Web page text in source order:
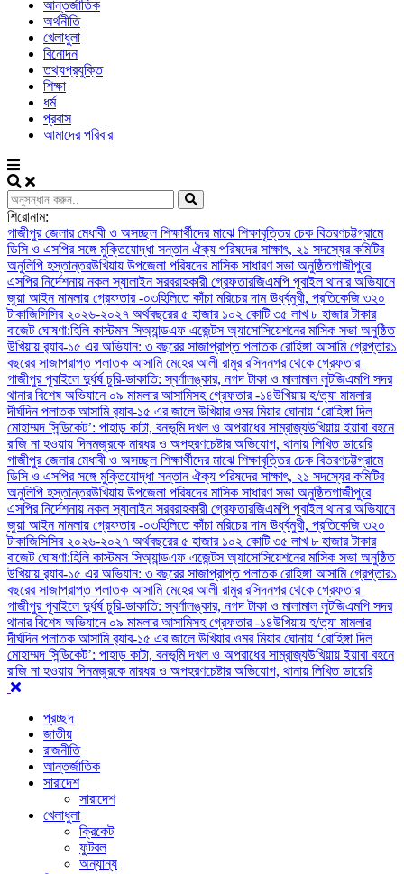
আন্তর্জাতিক
অর্থনীতি
খেলাধুলা
বিনোদন
তথ্যপ্রযুক্তি
শিক্ষা
ধর্ম
প্রবাস
আমাদের পরিবার
শিরোনাম:
গাজীপুর জেলার মেধাবী ও অসচ্ছল শিক্ষার্থীদের মাঝে শিক্ষাবৃত্তির চেক বিতরণচট্টগ্রামে
ডিসি ও এসপির সঙ্গে মুক্তিযোদ্ধা সন্তান ঐক্য পরিষদের সাক্ষাৎ, ২১ সদস্যের কমিটির
অনুলিপি হস্তান্তরউখিয়ায় উপজেলা পরিষদের মাসিক সাধারণ সভা অনুষ্ঠিতগাজীপুরে
এসপির নির্দেশনায় নকল স্যালাইন সরবরাহকারী গ্রেফতারজিএমপি পূবাইল থানার অভিযানে
জুয়া আইন মামলায় গ্রেফতার -০৩হিলিতে কাঁচা মরিচের দাম ঊর্ধ্বমুখী, প্রতিকেজি ৩২০
টাকাজিসিসির ২০২৬-২০২৭ অর্থবছরের ৫ হাজার ১০২ কোটি ৩৫ লাখ ৮ হাজার টাকার
বাজেট ঘোষণা:হিলি কাস্টমস সিঅ্যান্ডএফ এজেন্টস অ্যাসোসিয়েশনের মাসিক সভা অনুষ্ঠিত
উখিয়ায় র‍্যাব-১৫ এর অভিযান: ৩ বছরের সাজাপ্রাপ্ত পলাতক রোহিঙ্গা আসামি গ্রেপ্তার১
বছরের সাজাপ্রাপ্ত পলাতক আসামি মেহের আলী রামুর রসিদনগর থেকে গ্রেফতার ‎
গাজীপুর পূবাইলে দুর্ধর্ষ চুরি-ডাকাতি: স্বর্ণালঙ্কার, নগদ টাকা ও মালামাল লুটজিএমপি সদর
থানার বিশেষ অভিযানে ০৯ মামলার আসামিসহ গ্রেফতার -১৪উখিয়ায় হ/ত্যা মামলার
দীর্ঘদিন পলাতক আসামি র‌্যাব-১৫ এর জালে ‎‎উখিয়ার ওমর মিয়ার ঘোনায় ‘রোহিঙ্গা দিল
মোহাম্মদ সিন্ডিকেট’: পাহাড় কাটা, বনভূমি দখল ও অপরাধের সাম্রাজ্যউখিয়ায় ইয়াবা বহনে
রাজি না হওয়ায় দিনমজুরকে মারধর ও অপহরণচেষ্টার অভিযোগ, থানায় লিখিত ডায়েরি
গাজীপুর জেলার মেধাবী ও অসচ্ছল শিক্ষার্থীদের মাঝে শিক্ষাবৃত্তির চেক বিতরণচট্টগ্রামে
ডিসি ও এসপির সঙ্গে মুক্তিযোদ্ধা সন্তান ঐক্য পরিষদের সাক্ষাৎ, ২১ সদস্যের কমিটির
অনুলিপি হস্তান্তরউখিয়ায় উপজেলা পরিষদের মাসিক সাধারণ সভা অনুষ্ঠিতগাজীপুরে
এসপির নির্দেশনায় নকল স্যালাইন সরবরাহকারী গ্রেফতারজিএমপি পূবাইল থানার অভিযানে
জুয়া আইন মামলায় গ্রেফতার -০৩হিলিতে কাঁচা মরিচের দাম ঊর্ধ্বমুখী, প্রতিকেজি ৩২০
টাকাজিসিসির ২০২৬-২০২৭ অর্থবছরের ৫ হাজার ১০২ কোটি ৩৫ লাখ ৮ হাজার টাকার
বাজেট ঘোষণা:হিলি কাস্টমস সিঅ্যান্ডএফ এজেন্টস অ্যাসোসিয়েশনের মাসিক সভা অনুষ্ঠিত
উখিয়ায় র‍্যাব-১৫ এর অভিযান: ৩ বছরের সাজাপ্রাপ্ত পলাতক রোহিঙ্গা আসামি গ্রেপ্তার১
বছরের সাজাপ্রাপ্ত পলাতক আসামি মেহের আলী রামুর রসিদনগর থেকে গ্রেফতার ‎
গাজীপুর পূবাইলে দুর্ধর্ষ চুরি-ডাকাতি: স্বর্ণালঙ্কার, নগদ টাকা ও মালামাল লুটজিএমপি সদর
থানার বিশেষ অভিযানে ০৯ মামলার আসামিসহ গ্রেফতার -১৪উখিয়ায় হ/ত্যা মামলার
দীর্ঘদিন পলাতক আসামি র‌্যাব-১৫ এর জালে ‎‎উখিয়ার ওমর মিয়ার ঘোনায় ‘রোহিঙ্গা দিল
মোহাম্মদ সিন্ডিকেট’: পাহাড় কাটা, বনভূমি দখল ও অপরাধের সাম্রাজ্যউখিয়ায় ইয়াবা বহনে
রাজি না হওয়ায় দিনমজুরকে মারধর ও অপহরণচেষ্টার অভিযোগ, থানায় লিখিত ডায়েরি
প্রচ্ছদ
জাতীয়
রাজনীতি
আন্তর্জাতিক
সারাদেশ
সারাদেশ
খেলাধুলা
ক্রিকেট
ফুটবল
অন্যান্য